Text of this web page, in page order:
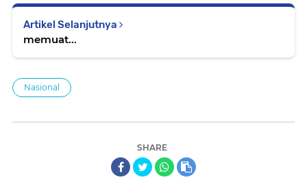
Artikel Selanjutnya
memuat...
Nasional
SHARE